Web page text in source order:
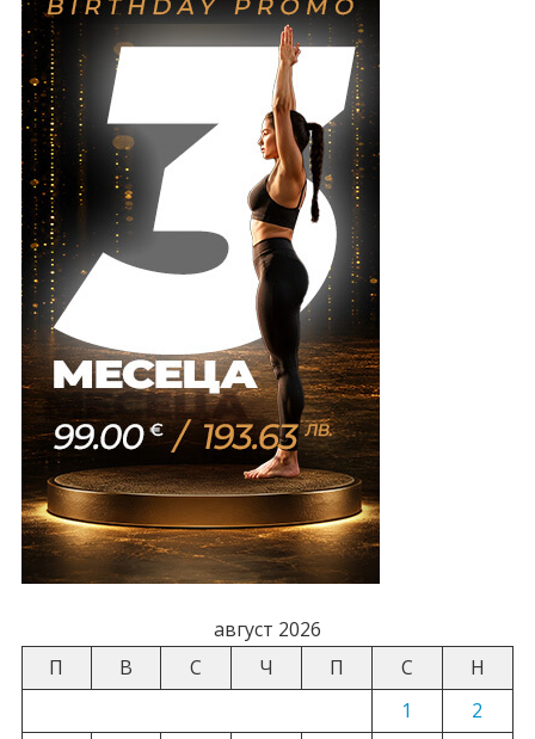
август 2026
П
В С Ч П С
Н
1
2